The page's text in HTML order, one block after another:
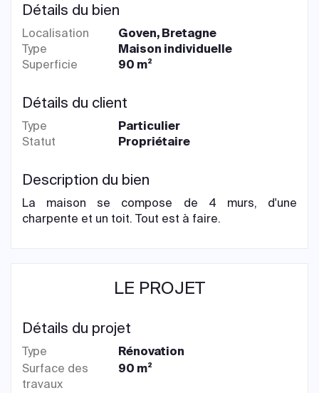
Détails du bien
Localisation
Goven, Bretagne
Type
Maison individuelle
Superficie
90 m²
Détails du client
Type
Particulier
Statut
Propriétaire
Description du bien
La maison se compose de 4 murs, d'une
charpente et un toit. Tout est à faire.
LE PROJET
Détails du projet
Type
Rénovation
Surface des
travaux
90 m²